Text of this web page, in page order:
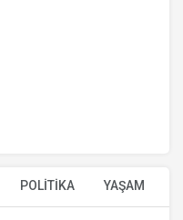
POLİTİKA YAŞAM